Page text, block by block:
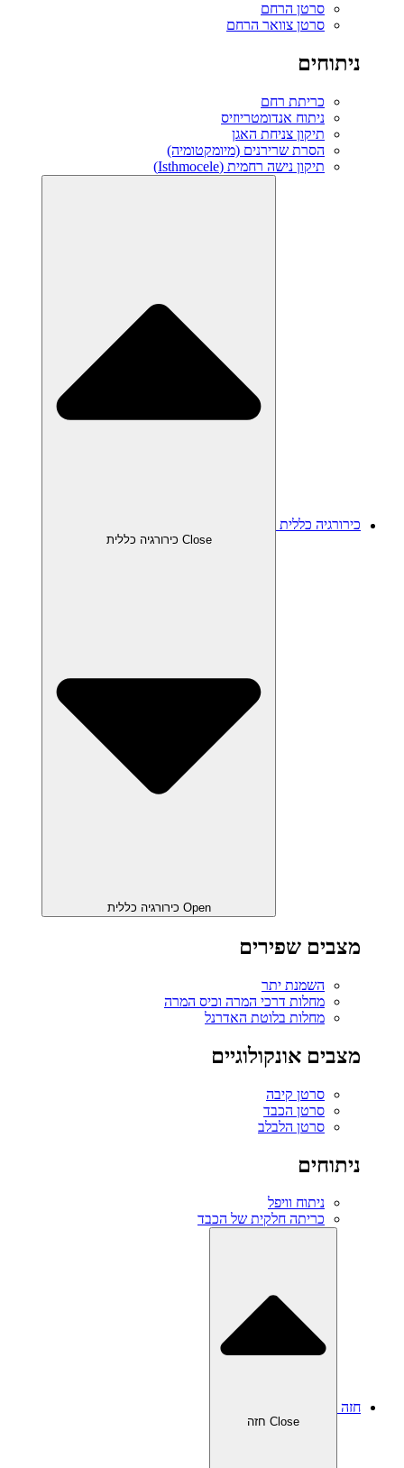
סרטן הרחם
סרטן צוואר הרחם
ניתוחים
כריתת רחם
ניתוח אנדומטריוזיס
תיקון צניחת האגן
הסרת שרירנים (מיומקטומיה)
תיקון נישה רחמית (Isthmocele)
כירורגיה כללית
Close כירורגיה כללית
Open כירורגיה כללית
מצבים שפירים
השמנת יתר
מחלות דרכי המרה וכיס המרה
מחלות בלוטת האדרנל
מצבים אונקולוגיים
סרטן קיבה
סרטן הכבד
סרטן הלבלב
ניתוחים
ניתוח וויפל
כריתה חלקית של הכבד
חזה
Close חזה